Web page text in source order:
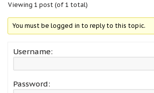
Viewing 1 post (of 1 total)
You must be logged in to reply to this topic.
Username:
Password: